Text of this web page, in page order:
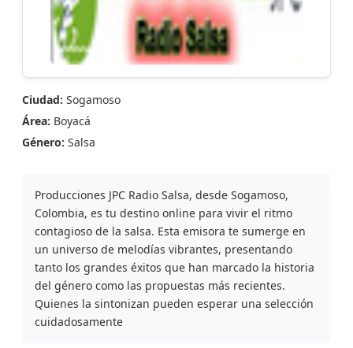
Ciudad: Sogamoso
Área: Boyacá
Género: Salsa
Producciones JPC Radio Salsa, desde Sogamoso,
Colombia, es tu destino online para vivir el ritmo
contagioso de la salsa. Esta emisora te sumerge en
un universo de melodías vibrantes, presentando
tanto los grandes éxitos que han marcado la historia
del género como las propuestas más recientes.
Quienes la sintonizan pueden esperar una selección
cuidadosamente